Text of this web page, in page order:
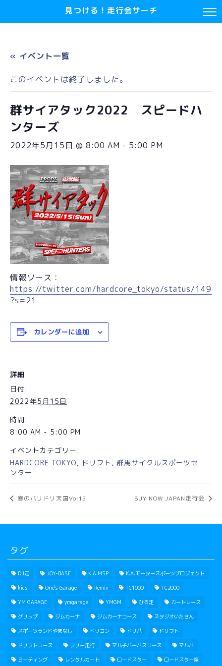
見つける！走行会サーチ
« イベント一覧
このイベントは終了しました。
群サイアタック2022 スピードハ
ンターズ
2022年5月15日 @ 8:00 AM - 5:00 PM
情報ソース：
https://twitter.com/hardcore_tokyo/status/
?s=21
カレンダーに追加
詳細
日付:
2022年5月15日
時間:
8:00 AM - 5:00 PM
イベントカテゴリー:
HARDCORE TOKYO, ドリフト, 群馬サイクルスポーツセ
ンター
春のバリドリ天国Vol15 BUY NOW JAPAN走行会
タグ
DJ走 JOY-BASE K.A.MSP K.A.モータースポーツプロジェクト
kics One's Garage Remix TC1000 TC2000
YM GARAGE ymgarage YMGM ひろ走 カートレース
グリップ ジムカーナ ジムカーナコース スタジオいたさん
スポーツランドやまなし ドリコン ドリパ ドリフト
ドリフトコース フリー走行 マルチパーパスコース マルパ
ミーティング レンタルカート ロードスター ロードスター祭